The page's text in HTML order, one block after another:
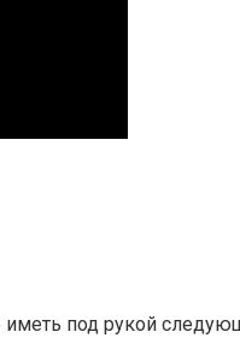
под рукой